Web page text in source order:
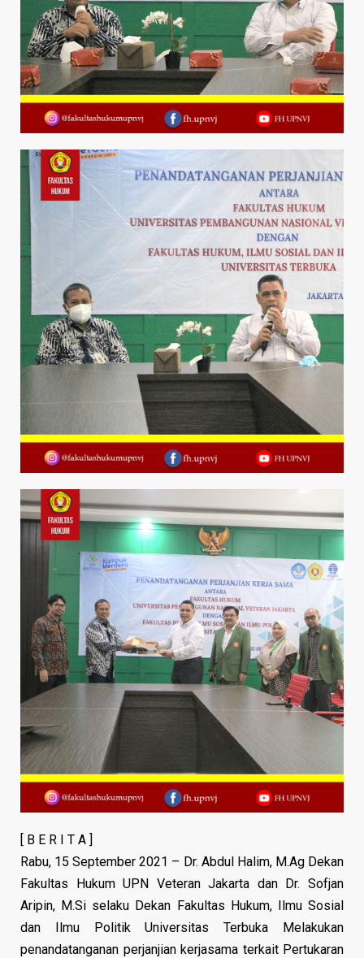
[ B E R I T A ]
Rabu, 15 September 2021 – Dr. Abdul Halim, M.Ag Dekan
Fakultas Hukum UPN Veteran Jakarta dan Dr. Sofjan
Aripin, M.Si selaku Dekan Fakultas Hukum, Ilmu Sosial
dan Ilmu Politik Universitas Terbuka Melakukan
penandatanganan perjanjian kerjasama terkait Pertukaran